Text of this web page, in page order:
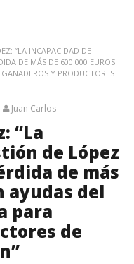
“LA INCAPACIDAD DE
DE MÁS DE 600.000 EUROS
Y PRODUCTORES
Juan Carlos
“La
de López
de más
ayudas del
para
de